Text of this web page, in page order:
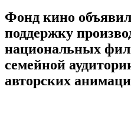
Фонд кино
поддержку
национальных
семейной
авторских